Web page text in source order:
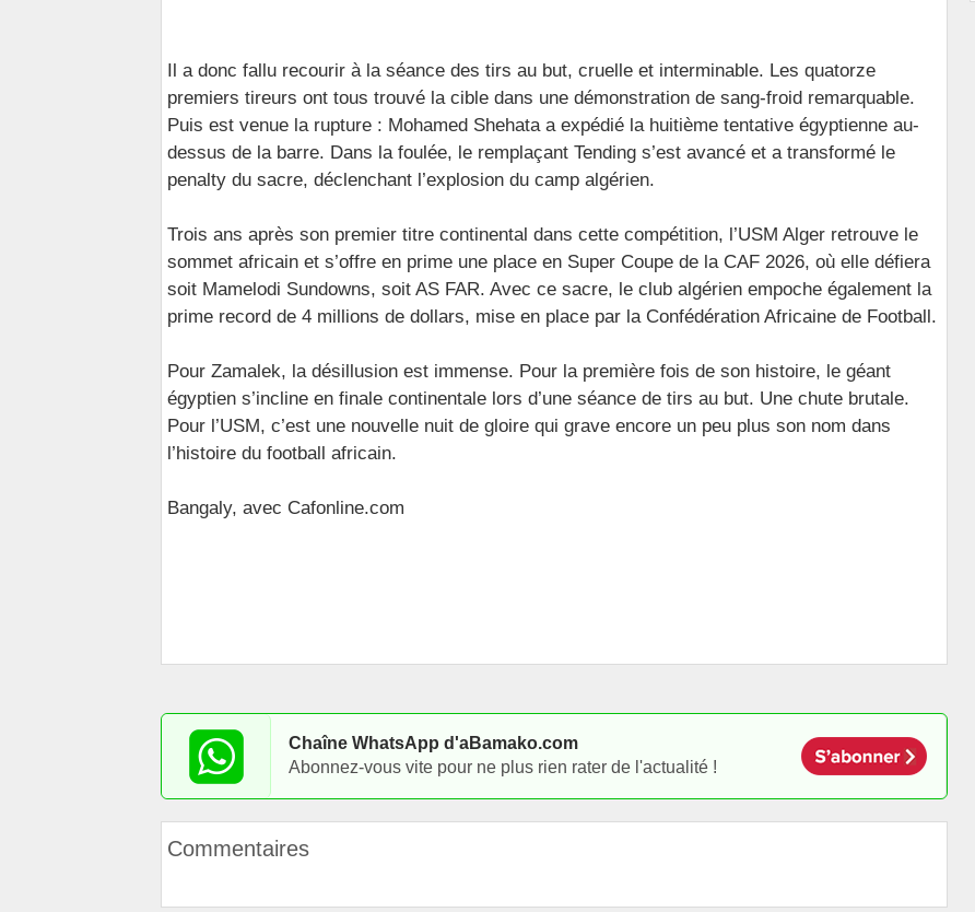
Il a donc fallu recourir à la séance des tirs au but, cruelle et interminable. Les quatorze
premiers tireurs ont tous trouvé la cible dans une démonstration de sang-froid remarquable.
Puis est venue la rupture : Mohamed Shehata a expédié la huitième tentative égyptienne au-
dessus de la barre. Dans la foulée, le remplaçant Tending s’est avancé et a transformé le
penalty du sacre, déclenchant l’explosion du camp algérien.
Trois ans après son premier titre continental dans cette compétition, l’USM Alger retrouve le
sommet africain et s’offre en prime une place en Super Coupe de la CAF 2026, où elle défiera
soit Mamelodi Sundowns, soit AS FAR. Avec ce sacre, le club algérien empoche également la
prime record de 4 millions de dollars, mise en place par la Confédération Africaine de Football.
Pour Zamalek, la désillusion est immense. Pour la première fois de son histoire, le géant
égyptien s’incline en finale continentale lors d’une séance de tirs au but. Une chute brutale.
Pour l’USM, c’est une nouvelle nuit de gloire qui grave encore un peu plus son nom dans
l’histoire du football africain.
Bangaly, avec Cafonline.com
Chaîne WhatsApp d'aBamako.com
Abonnez-vous vite pour ne plus rien rater de l'actualité !
Commentaires